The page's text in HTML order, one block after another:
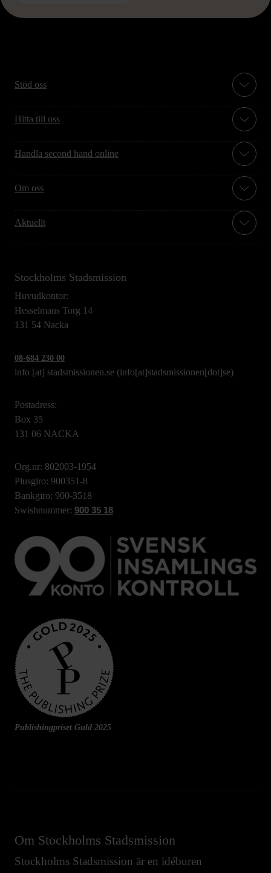
Stöd oss
Hitta till oss
Handla second hand online
Om oss
Aktuellt
Stockholms Stadsmission
Huvudkontor:
Hesselmans Torg 14
131 54 Nacka
08-684 230 00
info [at] stadsmissionen.se (info[at]stadsmissionen[dot]se)
Postadress:
Box 35
131 06 NACKA
Org.nr: 802003-1954
Plusgiro: 900351-8
Bankgiro: 900-3518
Swishnummer: 900 35 18
Publishingpriset Guld 2025
Om Stockholms Stadsmission
Stockholms Stadsmission är en idéburen